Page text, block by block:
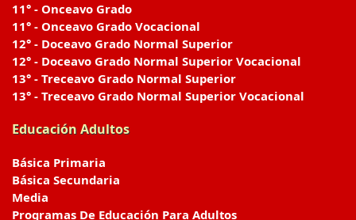
11° - Onceavo Grado
11° - Onceavo Grado Vocacional
12° - Doceavo Grado Normal Superior
12° - Doceavo Grado Normal Superior Vocacional
13° - Treceavo Grado Normal Superior
13° - Treceavo Grado Normal Superior Vocacional
Educación Adultos
Básica Primaria
Básica Secundaria
Media
Programas De Educación Para Adultos